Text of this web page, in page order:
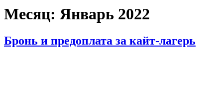
Месяц: Январь 2022
Бронь и предоплата за кайт-лагерь